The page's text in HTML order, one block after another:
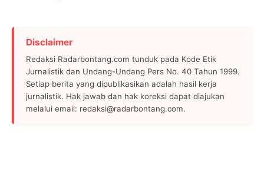
Disclaimer
Redaksi Radarbontang.com tunduk pada Kode Etik
Jurnalistik dan Undang-Undang Pers No. 40 Tahun 1999.
Setiap berita yang dipublikasikan adalah hasil kerja
jurnalistik. Hak jawab dan hak koreksi dapat diajukan
melalui email: redaksi@radarbontang.com.